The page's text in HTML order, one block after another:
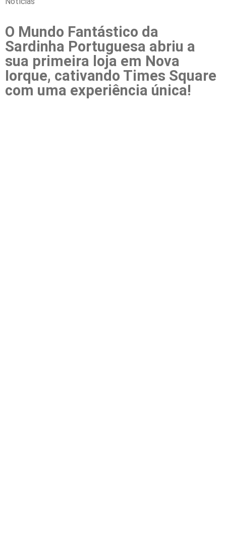
O Mundo Fantástico da
Sardinha Portuguesa abriu a
sua primeira loja em Nova
Iorque, cativando Times Square
com uma experiência única!